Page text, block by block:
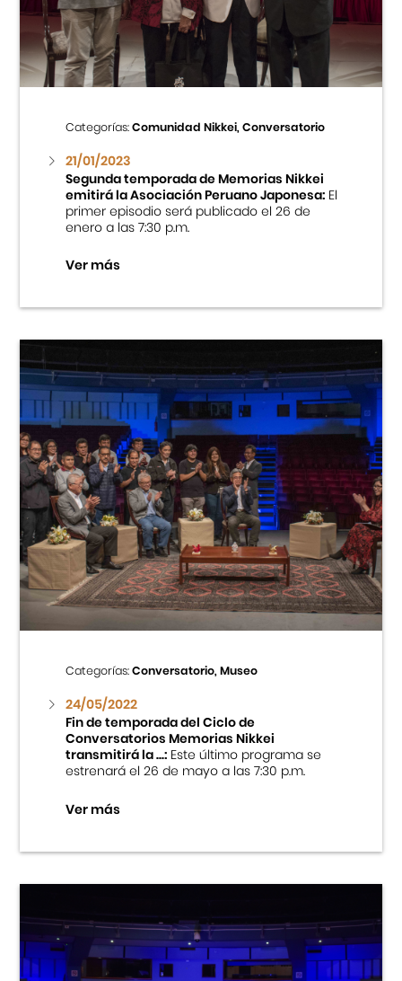
Cursos
Museo de la Inmigración Japonesa
Fondo Editorial
Teatro Peruano Japonés
Categorías:Comunidad Nikkei, Conversatorio
21/01/2023
Segunda temporada de Memorias Nikkei
emitirá la Asociación Peruano Japonesa:El
primer episodio será publicado el 26 de
enero a las 7:30 p.m.
Ver más
Categorías:Conversatorio, Museo
24/05/2022
Fin de temporada del Ciclo de
Conversatorios Memorias Nikkei
transmitirá la ...:Este último programa se
estrenará el 26 de mayo a las 7:30 p.m.
Ver más